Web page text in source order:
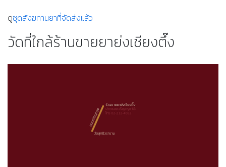
ดูชุดสังฆทานยาที่จัดส่งแล้ว
วัดที่ใกล้ร้านขายยาย่งเชียงตึ๊ง